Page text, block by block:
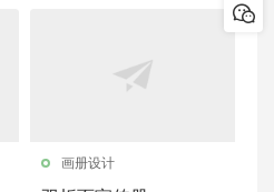
画册设计